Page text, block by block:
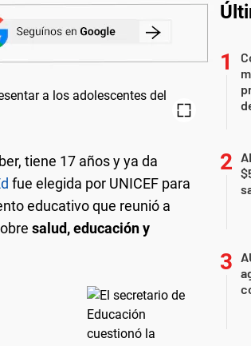
tiene 17 años y ya da
fue elegida por UNICEF para
educativo que reunió a
salud, educación y